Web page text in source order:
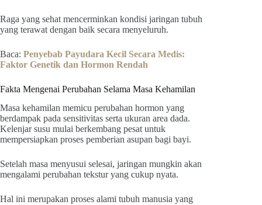
Raga yang sehat mencerminkan kondisi jaringan tubuh
yang terawat dengan baik secara menyeluruh.
Baca: Penyebab Payudara Kecil Secara Medis:
Faktor Genetik dan Hormon Rendah
Fakta Mengenai Perubahan Selama Masa Kehamilan
Masa kehamilan memicu perubahan hormon yang
berdampak pada sensitivitas serta ukuran area dada.
Kelenjar susu mulai berkembang pesat untuk
mempersiapkan proses pemberian asupan bagi bayi.
Setelah masa menyusui selesai, jaringan mungkin akan
mengalami perubahan tekstur yang cukup nyata.
Hal ini merupakan proses alami tubuh manusia yang